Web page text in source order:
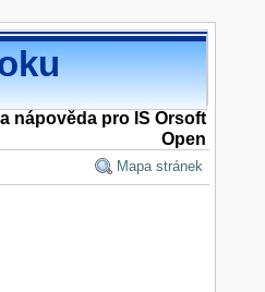
nápověda pro IS Orsoft
Open
Mapa stránek